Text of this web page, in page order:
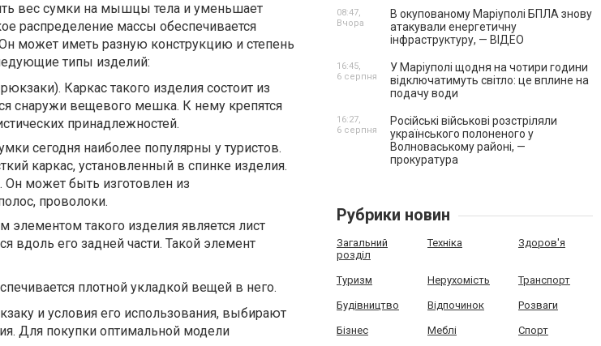
вес сумки на мышцы тела и уменьшает
распределение массы обеспечивается
может иметь разную конструкцию и степень
типы изделий:
Каркас такого изделия состоит из
снаружи вещевого мешка. К нему крепятся
принадлежностей.
сегодня наиболее популярны у туристов.
каркас, установленный в спинке изделия.
может быть изготовлен из
проволоки.
такого изделия является лист
вдоль его задней части. Такой элемент
плотной укладкой вещей в него.
и условия его использования, выбирают
Для покупки оптимальной модели
В окупованому Маріуполі БПЛА знову
атакували енергетичну
інфраструктуру, — ВІДЕО
08:47,
Вчора
У Маріуполі щодня на чотири години
відключатимуть світло: це вплине на
подачу води
16:45,
6 серпня
Російські військові розстріляли
українського полоненого у
Волноваському районі, —
прокуратура
16:27,
6 серпня
Рубрики новин
Загальний
розділ
Техніка Здоров'я
Туризм Нерухомість Транспорт
Будівництво Відпочинок Розваги
Бізнес Меблі Спорт